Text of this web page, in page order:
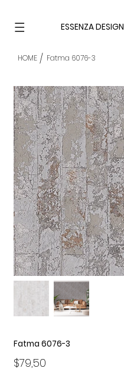
ESSENZA DESIGN
HOME / Fatma 6076-3
Fatma 6076-3
Precio
$79,50